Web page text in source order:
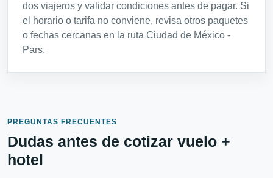
dos viajeros y validar condiciones antes de pagar. Si
el horario o tarifa no conviene, revisa otros paquetes
o fechas cercanas en la ruta Ciudad de México -
Pars.
PREGUNTAS FRECUENTES
Dudas antes de cotizar vuelo +
hotel